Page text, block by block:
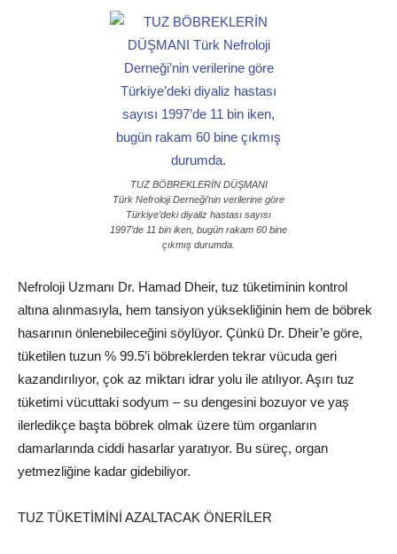
TUZ BÖBREKLERİN DÜŞMANI
Türk Nefroloji Derneği’nin verilerine göre
Türkiye’deki diyaliz hastası sayısı
1997’de 11 bin iken, bugün rakam 60 bine
çıkmış durumda.
Nefroloji Uzmanı Dr. Hamad Dheir, tuz tüketiminin kontrol
altına alınmasıyla, hem tansiyon yüksekliğinin hem de böbrek
hasarının önlenebileceğini söylüyor. Çünkü Dr. Dheir’e göre,
tüketilen tuzun % 99.5’i böbreklerden tekrar vücuda geri
kazandırılıyor, çok az miktarı idrar yolu ile atılıyor. Aşırı tuz
tüketimi vücuttaki sodyum – su dengesini bozuyor ve yaş
ilerledikçe başta böbrek olmak üzere tüm organların
damarlarında ciddi hasarlar yaratıyor. Bu süreç, organ
yetmezliğine kadar gidebiliyor.
TUZ TÜKETİMİNİ AZALTACAK ÖNERİLER